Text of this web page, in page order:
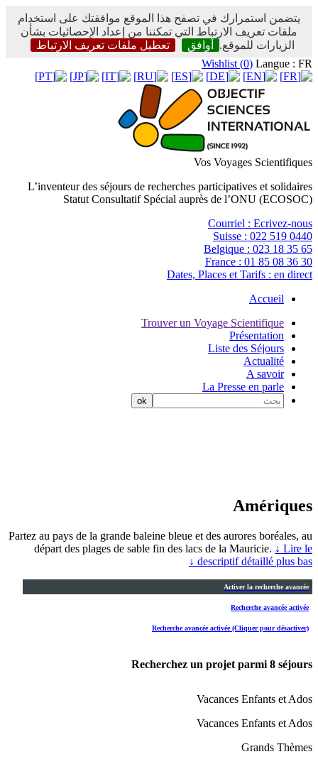
يتضمن استمرارك في تصفح هذا الموقع موافقتك على استخدام
ملفات تعريف الارتباط التي تمكننا من إعداد الإحصائيات بشأن
الزيارات للموقع.
أوافق
تعطيل ملفات تعريف الارتباط
Wishlist (0) Langue : FR
Vos Voyages Scientifiques
L’inventeur des séjours de recherches participatives et solidaires
Statut Consultatif Spécial auprès de l’ONU (ECOSOC)
Courriel : Ecrivez-nous
Suisse : 022 519 0440
Belgique : 023 18 35 65
France : 01 85 08 36 30
Dates, Places et Tarifs : en direct
Accueil
Trouver un Voyage Scientifique
Présentation
Liste des Séjours
Actualité
A savoir
La Presse en parle
Amériques
Partez au pays de la grande baleine bleue et des aurores boréales, au
départ des plages de sable fin des lacs de la Mauricie. ↓ Lire le
descriptif détaillé plus bas ↓
Activer la recherche avancée
Recherche avancée activée
Recherche avancée activée (Cliquer pour désactiver)
Recherchez un projet parmi 8 séjours
Vacances Enfants et Ados
Vacances Enfants et Ados
Grands Thèmes